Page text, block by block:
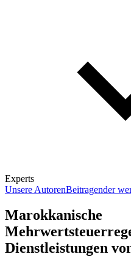
Experts
Unsere AutorenBeitragender
Marokkanische
Dienstleistungen